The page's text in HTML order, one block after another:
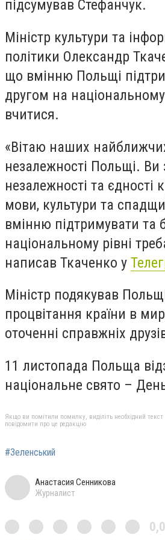
підсумував Стефанчук.
Міністр культури та
політики Олександр
що вмінню Польщі
другом на національному
вчитися.
«Вітаю наших
незалежності Польщі. Ви
незалежності та єдності
мови, культури та
вмінню підтримувати та
національному рівні
написав Ткаченко у
Міністр подякував
процвітання країни в
оточенні справжніх
11 листопада Польща
національне свято –
Якщо ви помітили помилку, виділіть необхідний
повідомити про це редакцію
#Зеленський
Анастасия Сенникова
Журналист
0,0